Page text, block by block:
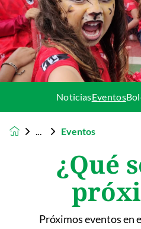
NoticiasEventos
Eventos
¿Qué
Próximos eventos en